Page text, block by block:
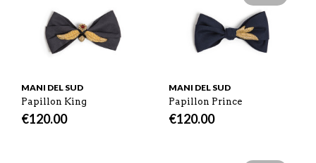
MANI DEL SUD
Papillon King
€120.00
MANI DEL SUD
Papillon Prince
€120.00